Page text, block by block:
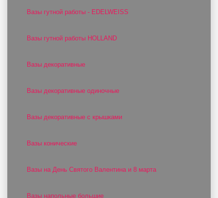
Вазы гутной работы - EDELWEISS
Вазы гутной работы HOLLAND
Вазы декоративные
Вазы декоративные одиночные
Вазы декоративные с крышками
Вазы конические
Вазы на День Святого Валентина и 8 марта
Вазы напольные большие